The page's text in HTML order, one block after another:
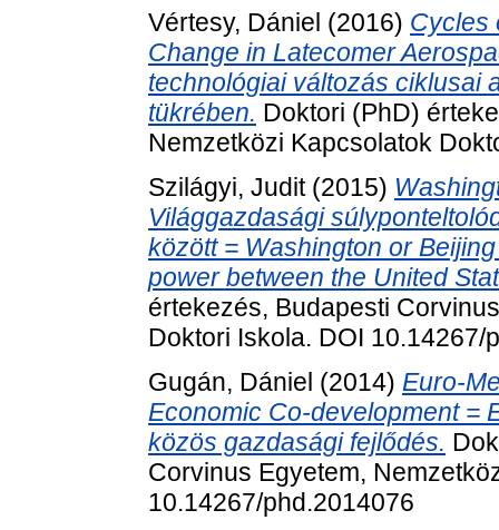
Vértesy, Dániel (2016) Cycles
Change in Latecomer
technológiai változás ciklusai
tükrében. Doktori (PhD)
Nemzetközi Kapcsolatok
Szilágyi, Judit(2015)
Világgazdasági
között = Washington or
power between the United
értekezés, Budapesti
Doktori Iskola. DOI 10.14267/
Gugán, Dániel (2014) Euro-
Economic Co-development =
közös gazdasági fejlődés.
Corvinus Egyetem,
10.14267/phd.2014076